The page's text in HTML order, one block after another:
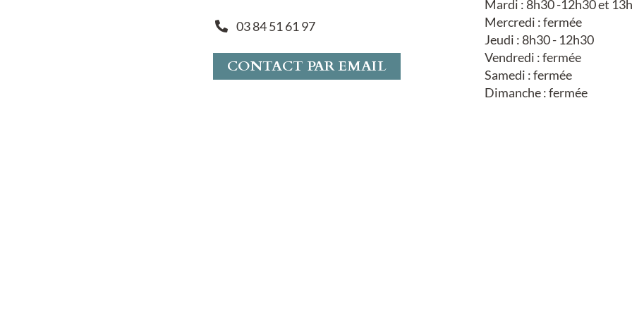
03 84 51 61 97
CONTACT PAR EMAIL
Mardi : 8h30 -12h30 et
Mercredi : fermée
Jeudi : 8h30 - 12h30
Vendredi : fermée
Samedi : fermée
Dimanche : fermée